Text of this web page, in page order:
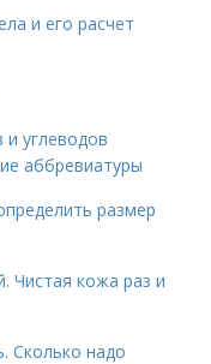
и его расчет
углеводов
аббревиатуры
размер
Чистая кожа раз и
Сколько надо